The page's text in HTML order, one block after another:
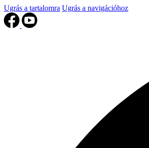
Ugrás a tartalomra Ugrás a navigációhoz